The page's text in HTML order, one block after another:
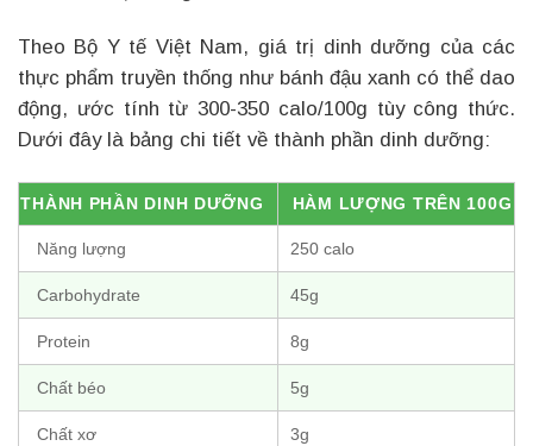
Theo Bộ Y tế Việt Nam, giá trị dinh dưỡng của các
thực phẩm truyền thống như bánh đậu xanh có thể dao
động, ước tính từ 300-350 calo/100g tùy công thức.
Dưới đây là bảng chi tiết về thành phần dinh dưỡng:
THÀNH PHẦN DINH DƯỠNG HÀM LƯỢNG TRÊN 100G
Năng lượng 250 calo
Carbohydrate 45g
Protein 8g
Chất béo 5g
Chất xơ 3g